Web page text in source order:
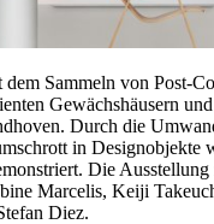
Sammeln von Post-
Gewächshäusern
Durch die
in Designobjekte
Die Ausstellung
Marcelis, Keiji
Diez.